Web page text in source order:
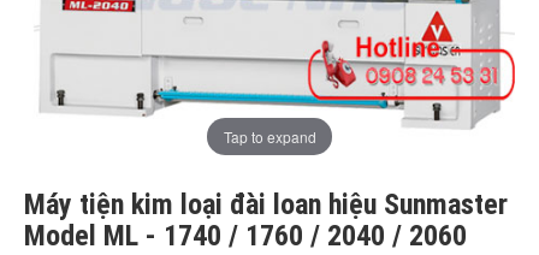
Tap to expand
Máy tiện kim loại đài loan hiệu Sunmaster
Model ML - 1740 / 1760 / 2040 / 2060